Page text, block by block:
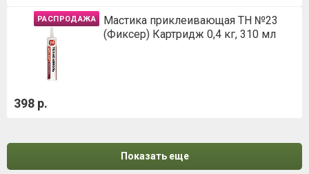
РАСПРОДАЖА
Мастика приклеивающая ТН №23
(Фиксер) Картридж 0,4 кг, 310 мл
398 р.
Показать еще